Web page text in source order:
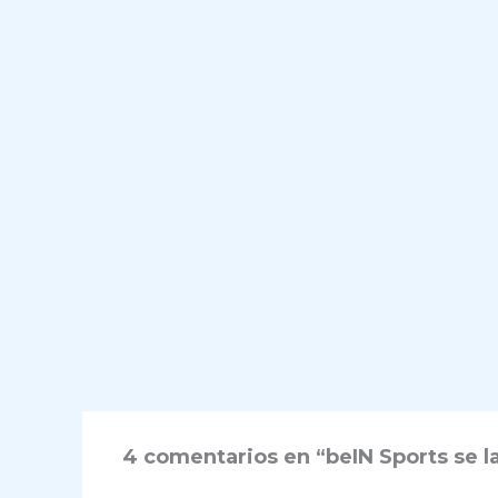
4 comentarios en “beIN Sports se